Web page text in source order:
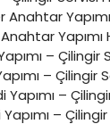
Anahtar
–
– Çilingir
Yapımı –
Yapımı –